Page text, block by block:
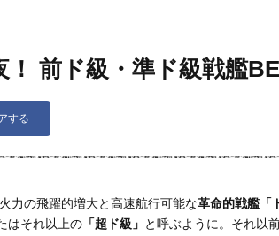
！ 前ド級・準ド級戦艦
する
力の飛躍的増大と高速航行可能な革命的戦艦「
はそれ以上の 「超ド級」 と呼ぶように。それ以